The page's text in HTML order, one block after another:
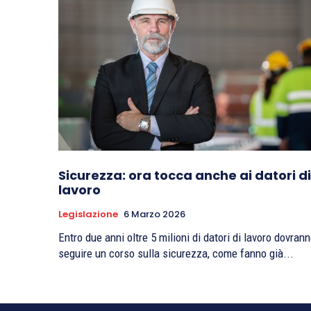
Sicurezza: ora tocca anche ai datori di
lavoro
Legislazione 6 Marzo 2026
Entro due anni oltre 5 milioni di datori di lavoro
seguire un corso sulla sicurezza, come fanno già...